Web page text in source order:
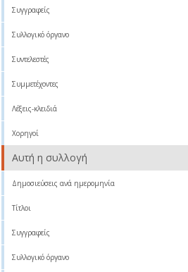
Συγγραφείς
Συλλογικό όργανο
Συντελεστές
Συμμετέχοντες
Λέξεις-κλειδιά
Χορηγοί
Αυτή η συλλογή
Δημοσιεύσεις ανά ημερομηνία
Τίτλοι
Συγγραφείς
Συλλογικό όργανο